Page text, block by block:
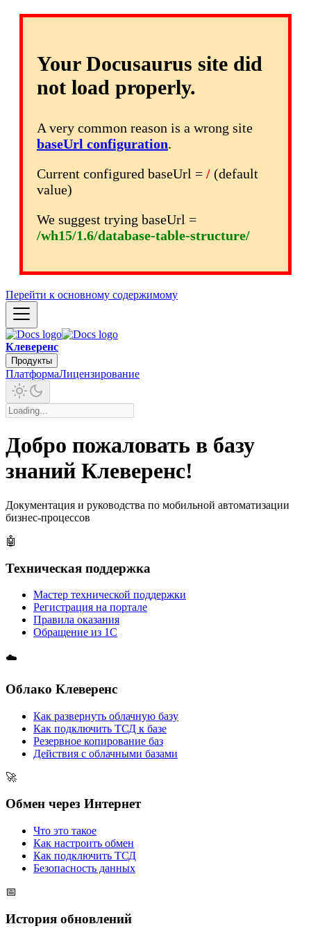
Your Docusaurus site did
not load properly.
A very common reason is a wrong site
baseUrl configuration.
Current configured baseUrl = / (default
value)
We suggest trying baseUrl =
/wh15/1.6/database-table-structure/
Перейти к основному содержимому
Клеверенс
Продукты
ПлатформаЛицензирование
Добро пожаловать в базу
знаний Клеверенс!
Документация и руководства по мобильной автоматизации
бизнес-процессов
🤖
Техническая поддержка
Мастер технической поддержки
Регистрация на портале
Правила оказания
Обращение из 1С
☁️
Облако Клеверенс
Как развернуть облачную базу
Как подключить ТСД к базе
Резервное копирование баз
Действия с облачными базами
🚀
Обмен через Интернет
Что это такое
Как настроить обмен
Как подключить ТСД
Безопасность данных
📅
История обновлений